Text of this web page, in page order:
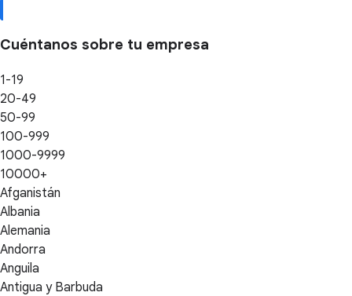
Cuéntanos sobre tu empresa
1-19
20-49
50-99
100-999
1000-9999
10000+
Afganistán
Albania
Alemania
Andorra
Anguila
Antigua y Barbuda